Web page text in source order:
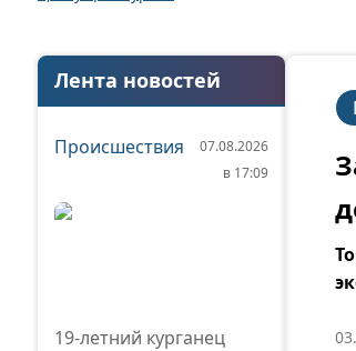
Лента новостей
Происшествия
07.08.2026
в 17:09
19-летний курганец